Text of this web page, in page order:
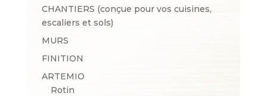
CHANTIERS (conçue pour vos cuisines,
escaliers et sols)
MURS
FINITION
ARTEMIO
Rotin